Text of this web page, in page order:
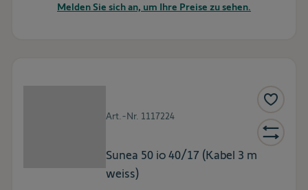
Melden Sie sich an, um Ihre Preise zu sehen.
Art.-Nr. 1117224
Sunea 50 io 40/17 (Kabel 3 m
weiss)